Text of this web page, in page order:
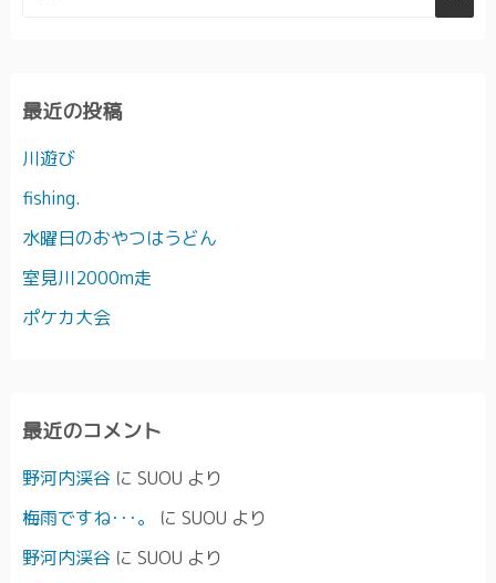
最近の投稿
川遊び
fishing.
水曜日のおやつはうどん
室見川2000m走
ポケカ大会
最近のコメント
野河内渓谷 に SUOU より
梅雨ですね･･･。
に SUOU より
野河内渓谷 に SUOU より